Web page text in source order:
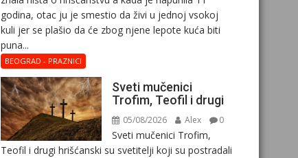
gоdina, otac ju je smestio da živi u jednoj vsokoj
kuli jer se plašio da će zbog njene lepote kuća biti
puna...
BEOGRAD - PRAZNICI
Sveti mučenici
Trofim, Teofil i drugi
05/08/2026 Alex 0
Sveti mučenici Trofim,
Teofil i drugi hrišćanski su svetitelji koji su postradali